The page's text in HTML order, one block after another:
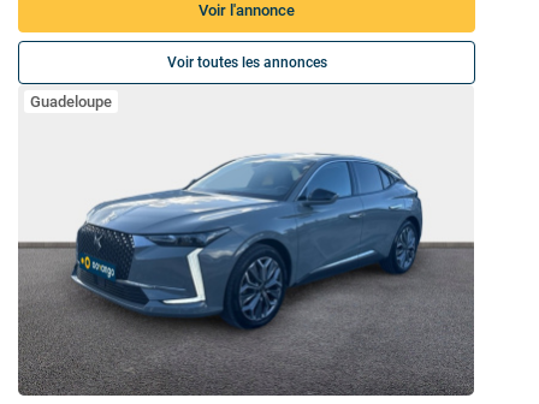
Voir l'annonce
Voir toutes les annonces
Guadeloupe